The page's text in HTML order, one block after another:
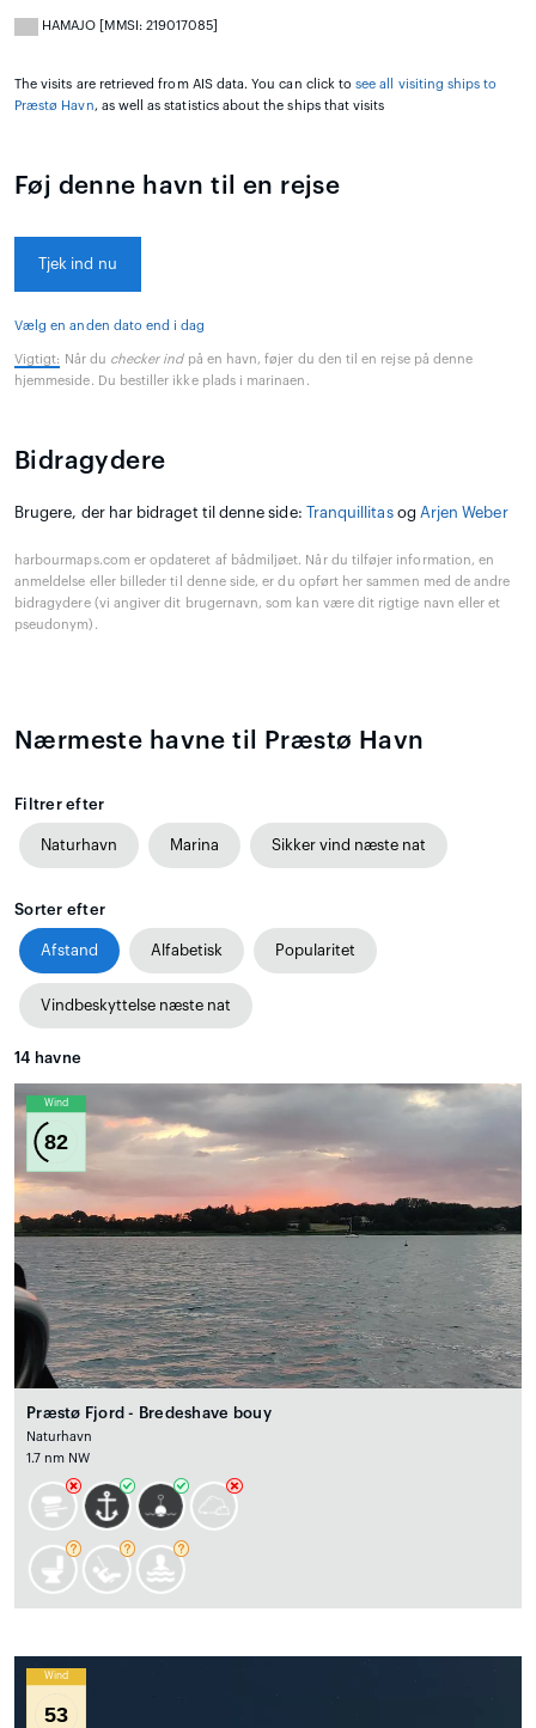
HAMAJO [MMSI: 219017085]
The visits are retrieved from AIS data. You can click tosee all visiting ships to
Præstø Havn, as well as statistics about the ships that visits
Føj denne havn til en rejse
Tjek ind nu
Vælg en anden dato end i dag
Vigtigt: Når du checker indpå en havn, føjer du den til en rejse på denne
hjemmeside. Du bestiller ikke plads i marinaen.
Bidragydere
Brugere, der har bidraget til denne side: Tranquillitasog Arjen Weber
harbourmaps.com er opdateret af bådmiljøet. Når du tilføjer information, en
anmeldelse eller billeder til denne side, er du opført her sammen med de andre
bidragydere (vi angiver dit brugernavn, som kan være dit rigtige navn eller et
pseudonym).
Nærmeste havne til Præstø Havn
Filtrer efter
Naturhavn Marina Sikker vind næste nat
Sorter efter
Afstand Alfabetisk Popularitet
Vindbeskyttelse næste nat
14 havne
Wind
82
Præstø Fjord - Bredeshave bouy
Naturhavn
1.7 nm NW
Wind
53